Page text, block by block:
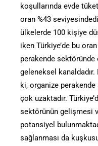
koşullarında evde
oran %43
ülkelerde 100 kişiye
iken Türkiye’de bu
perakende sektöründe
geleneksel
ki, organize
çok uzaktadır.
sektörünün gelişmesi
potansiyel
sağlanması da